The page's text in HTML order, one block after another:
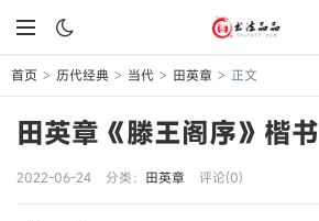
首页 > 历代经典 > 当代 > 田英章 > 正文
田英章《滕王阁序》楷书
2022-06-24 分类： 田英章 评论(0)